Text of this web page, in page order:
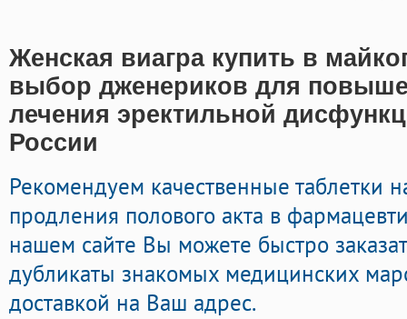
Женская виагра купить в
выбор дженериков для
лечения эректильной
России
Рекомендуем качественные таблетки
продления полового акта в
нашем сайте Вы можете быстро
дубликаты знакомых медицинских
доставкой на Ваш адрес.